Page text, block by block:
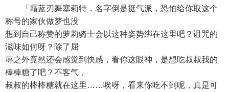
「霜蓝刃舞塞莉特，名字倒是挺气派，恐怕给你取这个
称号的家伙做梦也没
想到自己称赞的萝莉骑士会以这种姿势绑在这里吧？诅咒的
滋味如何呀？除了屈
辱之外竟然还会感觉到快感，看你这眼神，是想吃叔叔我的
棒棒糖了吧？不客气，
叔叔的棒棒糖就在这里……唉呀，看来你吃不到呢，真是可